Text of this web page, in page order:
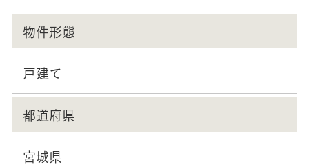
物件形態
戸建て
都道府県
宮城県